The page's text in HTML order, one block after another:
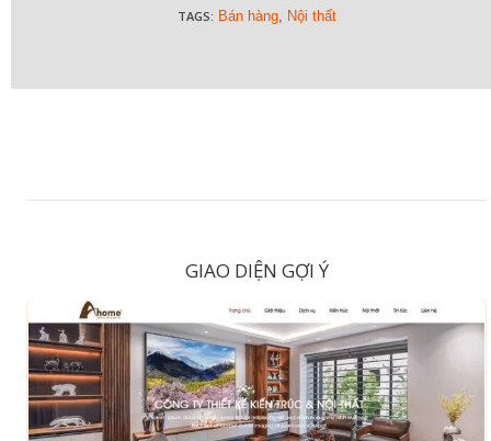
TAGS: Bán hàng, Nội thất
GIAO DIỆN GỢI Ý